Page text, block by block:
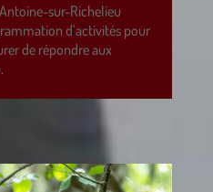
sur-Richelieu
d’activités pour
de répondre aux